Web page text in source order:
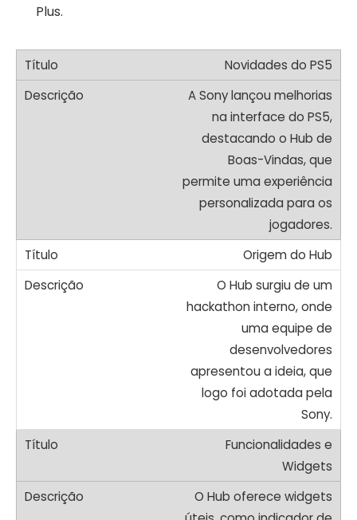
Plus.
Novidades do PS5
A Sony lançou melhorias
na interface do PS5,
destacando o Hub de
Boas-Vindas, que
permite uma experiência
personalizada para os
jogadores.
Origem do Hub
O Hub surgiu de um
hackathon interno, onde
uma equipe de
desenvolvedores
apresentou a ideia, que
logo foi adotada pela
Sony.
Funcionalidades e
Widgets
O Hub oferece widgets